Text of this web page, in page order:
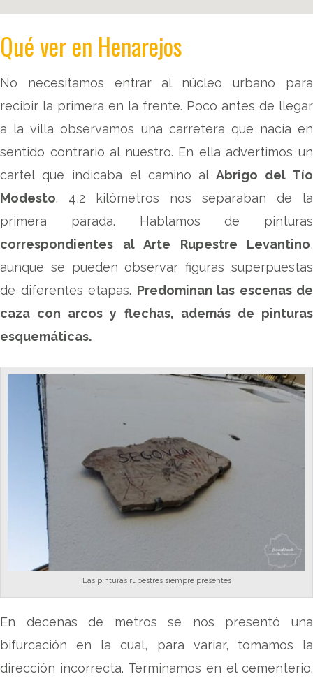
Qué ver en Henarejos
No necesitamos entrar al núcleo urbano para
recibir la primera en la frente. Poco antes de llegar
a la villa observamos una carretera que nacía en
sentido contrario al nuestro. En ella advertimos un
cartel que indicaba el camino alAbrigo del Tío
Modesto. 4,2 kilómetros nos separaban de la
primera parada. Hablamos de pinturas
correspondientes al Arte Rupestre Levantino,
aunque se pueden observar figuras superpuestas
de diferentes etapas. Predominan las escenas de
caza con arcos y flechas, además de pinturas
esquemáticas.
Las pinturas rupestres siempre presentes
En decenas de metros se nos presentó una
bifurcación en la cual, para variar, tomamos la
dirección incorrecta. Terminamos en el cementerio.